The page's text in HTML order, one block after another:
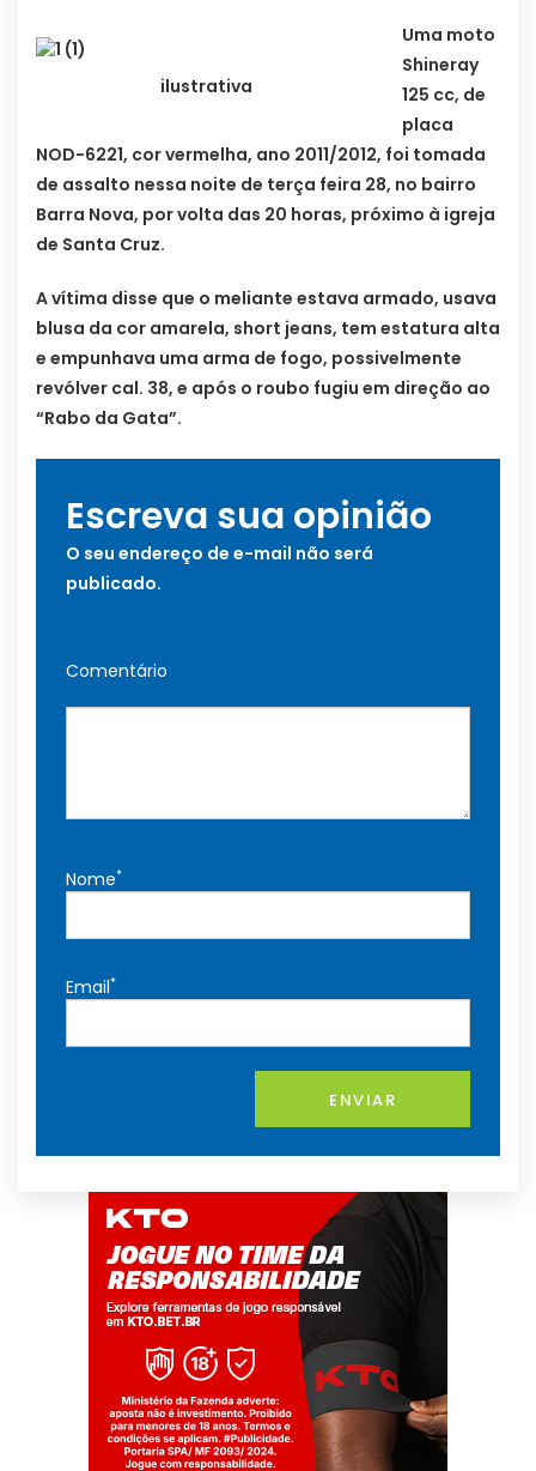
ilustrativa
Uma moto
Shineray
125 cc, de
placa
NOD-6221, cor vermelha, ano 2011/2012, foi tomada
de assalto nessa noite de terça feira 28, no bairro
Barra Nova, por volta das 20 horas, próximo à igreja
de Santa Cruz.
A vítima disse que o meliante estava armado, usava
blusa da cor amarela, short jeans, tem estatura alta
e empunhava uma arma de fogo, possivelmente
revólver cal. 38, e após o roubo fugiu em direção ao
“Rabo da Gata”.
Escreva sua opinião
O seu endereço de e-mail não será
publicado.
Comentário
Nome*
Email*
ENVIAR